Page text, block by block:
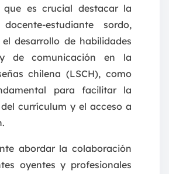
que es crucial destacar la
estudiante sordo,
desarrollo de habilidades
de comunicación en la
chilena (LSCH), como
para facilitar la
currículum y el acceso a
abordar la colaboración
oyentes y profesionales